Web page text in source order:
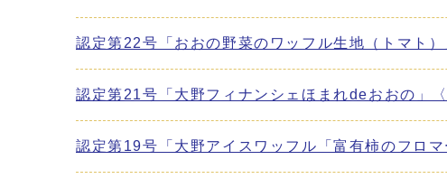
認定第22号「おおの野菜のワッフル生地（トマト）
認定第21号「大野フィナンシェほまれdeおおの」
認定第19号「大野アイスワッフル「富有柿のフ